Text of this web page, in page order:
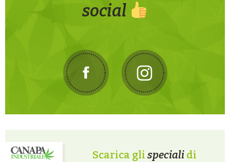
social
Scarica gli speciali di